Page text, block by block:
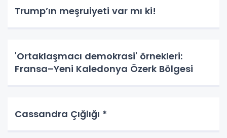
Trump’ın meşruiyeti var mı ki!
'Ortaklaşmacı demokrasi' örnekleri:
Fransa–Yeni Kaledonya Özerk Bölgesi
Cassandra Çığlığı *